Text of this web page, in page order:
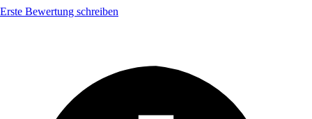
Erste Bewertung schreiben